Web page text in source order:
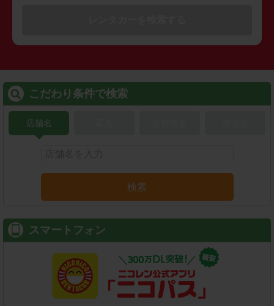
こだわり条件で検索
店舗名
検索
スマートフォン